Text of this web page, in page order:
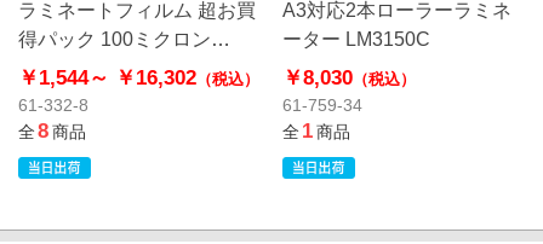
ラミネートフィルム 超お買
得パック 100ミクロン
【HEIKO】
￥1,544～ ￥16,302 （税込）
61-332-8
全8商品
A3対応2本ローラーラミネ
ーター LM3150C
￥8,030（税込）
61-759-34
全1商品